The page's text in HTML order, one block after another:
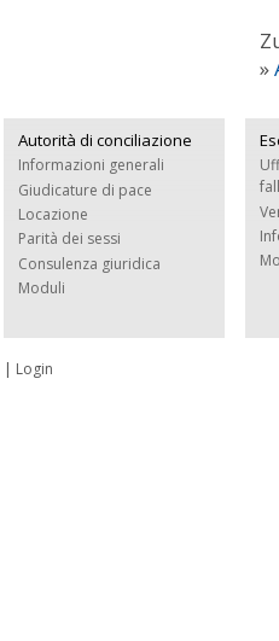
»
Autorità di conciliazione
Informazioni generali
Giudicature di pace
Locazione
Parità dei sessi
Consulenza giuridica
Moduli
| Login